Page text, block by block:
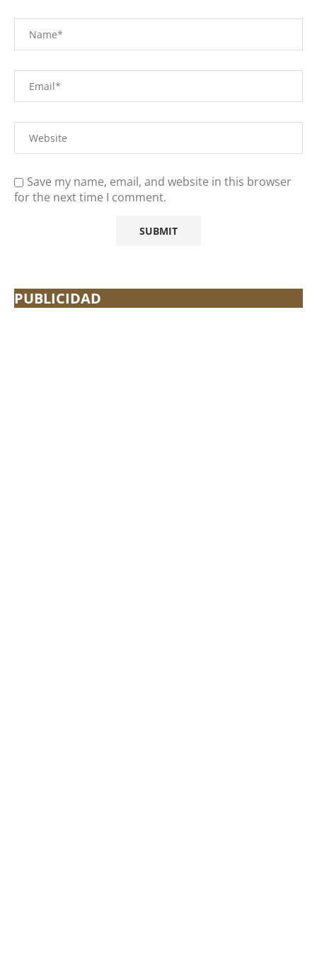
Save my name, email, and website in this browser
for the next time I comment.
PUBLICIDAD